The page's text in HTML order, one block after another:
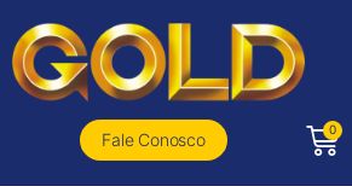
Fale Conosco
0